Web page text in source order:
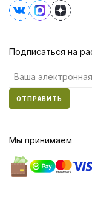
Подписаться на
ОТПРАВИТЬ
Мы принимаем